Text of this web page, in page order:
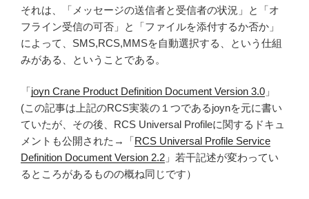
それは、「メッセージの送信者と受信者の状況」と「オ
フライン受信の可否」と「ファイルを添付するか否か」
によって、SMS,RCS,MMSを自動選択する、という仕組
みがある、ということである。
「joyn Crane Product Definition Document Version 3.0 」
(この記事は上記のRCS実装の１つであるjoynを元に書い
ていたが、その後、RCS Universal Profileに関するドキュ
メントも公開された→「RCS Universal Profile Service
Definition Document Version 2.2 」若干記述が変わってい
るところがあるものの概ね同じです）